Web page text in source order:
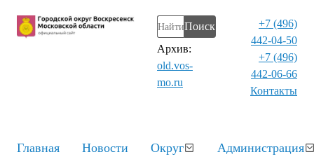
Поиск
Архив:
old.vos-
mo.ru
+7 (496)
442-04-50
+7 (496)
442-06-66
Контакты⁠
Главная Новости Округ Администрация